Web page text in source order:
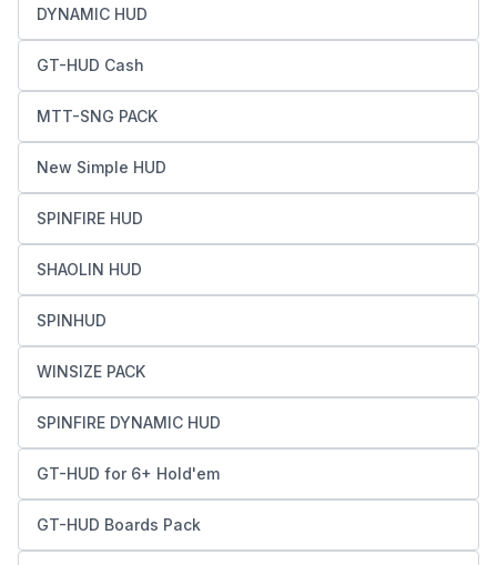
DYNAMIC HUD
GT-HUD Cash
MTT-SNG PACK
New Simple HUD
SPINFIRE HUD
SHAOLIN HUD
SPINHUD
WINSIZE PACK
SPINFIRE DYNAMIC HUD
GT-HUD for 6+ Hold'em
GT-HUD Boards Pack